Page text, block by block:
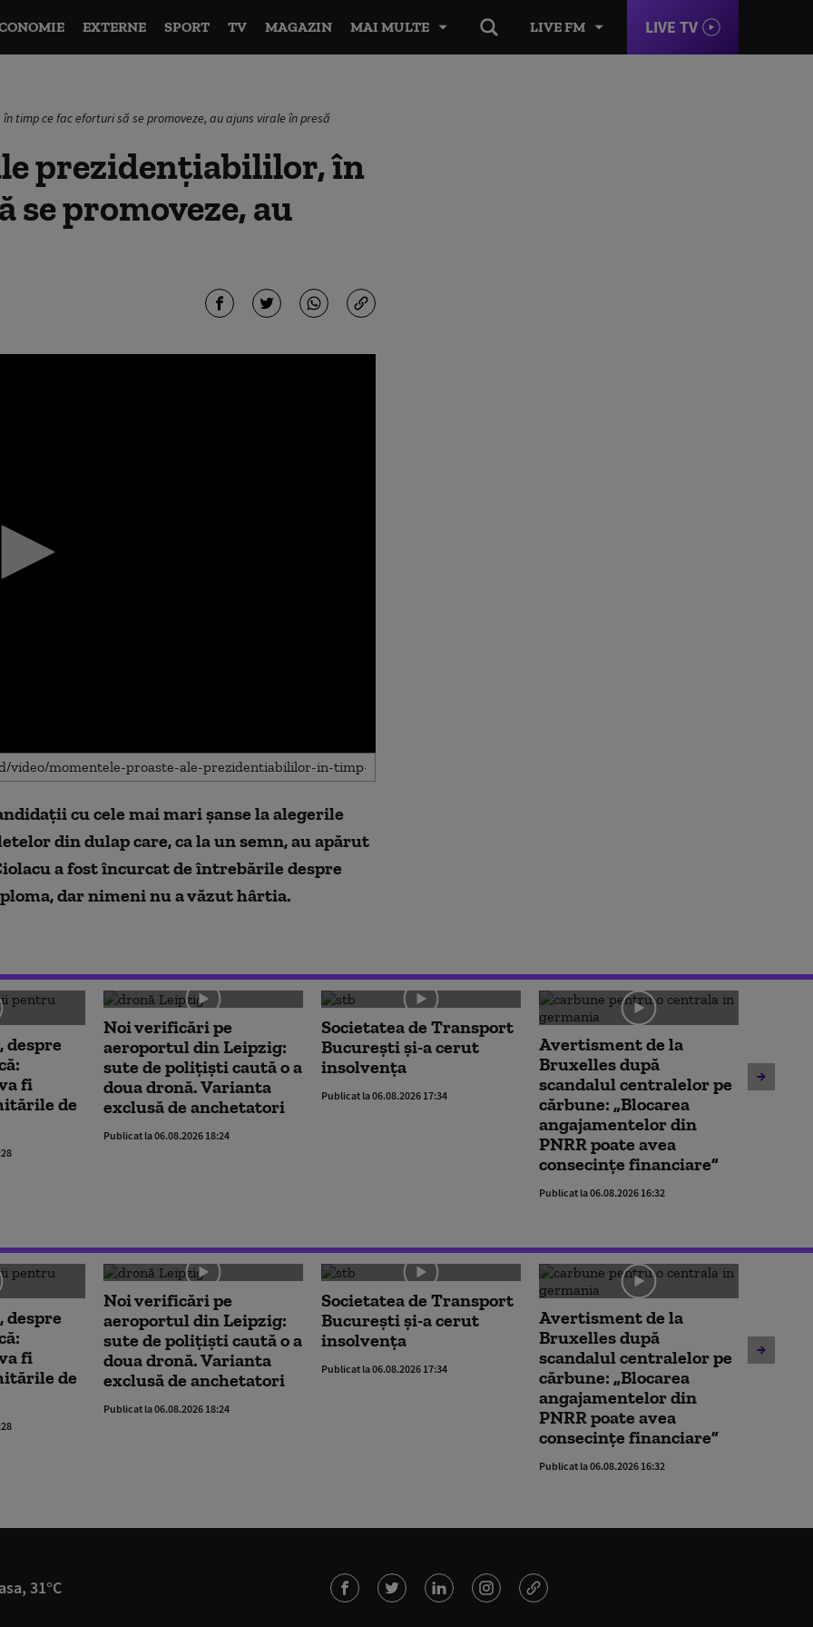
LIVE FM LIVE TV
EXTERNE SPORT TV MAGAZIN MAI MULTE
timp ce fac eforturi să se promoveze, au ajuns virale în presă
prezidențiabililor, în
promoveze, au
cu cele mai mari șanse la alegerile
din dulap care, ca la un semn, au apărut
a fost încurcat de întrebările despre
dar nimeni nu a văzut hârtia.
despre
fi
de
Noi verificări pe
aeroportul din Leipzig:
sute de polițiști caută o a
doua dronă. Varianta
exclusă de anchetatori
Publicat la 06.08.2026 18:24
Societatea de Transport
București și-a cerut
insolvența
Publicat la 06.08.2026 17:34
Avertisment de la
Bruxelles după
scandalul centralelor pe
cărbune: „Blocarea
angajamentelor din
PNRR poate avea
consecințe financiare”
Publicat la 06.08.2026 16:32
despre
fi
de
Noi verificări pe
aeroportul din Leipzig:
sute de polițiști caută o a
doua dronă. Varianta
exclusă de anchetatori
Publicat la 06.08.2026 18:24
Societatea de Transport
București și-a cerut
insolvența
Publicat la 06.08.2026 17:34
Avertisment de la
Bruxelles după
scandalul centralelor pe
cărbune: „Blocarea
angajamentelor din
PNRR poate avea
consecințe financiare”
Publicat la 06.08.2026 16:32
31°C